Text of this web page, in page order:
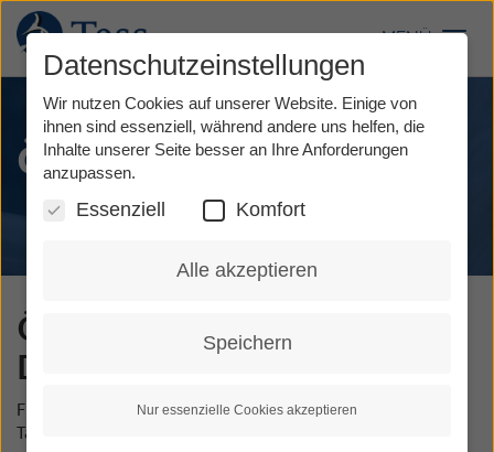
Direkt
zum
Inhalt
MENÜ
Öffnungszeiten
Öffnungszeiten der Relay-
Dienste
TeSign
Für die private Nutzung sind die Tess - Relay-Dienste an 365
Tagen rund um die Uhr (24/7) erreichbar.
Datenschutzeinstellungen
Wir nutzen Cookies auf unserer Website. Einige von
ihnen sind essenziell, während andere uns helfen, die
Inhalte unserer Seite besser an Ihre Anforderungen
anzupassen.
Essenziell Komfort
Alle akzeptieren
Speichern
Nur essenzielle Cookies akzeptieren